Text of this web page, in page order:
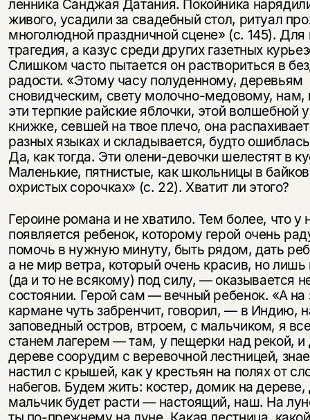
ленника Санджая Датания. Покойника
живого, усадили за свадеб­ный стол, ритуал
многолюдной праздничной сцене» (с. 145). Для
трагедия, а казус среди других газетных
Слишком часто пытается он раствориться в
радости. «Этому часу полуденному, де­ревьям
сновидческим, свету молочно-медовому,
эти терпкие рай­ские яблочки, этой волшебной
книжке, севшей на твое плечо, она
разных языках и складывается, будто
Да, как тогда. Эти олени-девочки шелестят в
Маленькие, пятнистые, как школь­ницы в
охристых сорочках» (с. 22). Хватит ли этого?
Героине романа и не хватило. Тем более, что у
появляется ребенок, кото­рому герой очень
помочь в нужную минуту, быть рядом, дать
а не мир ветра, который очень красив, но
(да и то не вся­кому) под силу, — оказывается
состоянии. Герой сам — вечный ребенок. «А на
кармане чуть забренчит, говорил, — в Индию,
заповедный ост­ров, втроем, с мальчиком, я
станем лагерем — там, у пещерки над рекой, и
дереве соорудим с веревочной лестницей,
настил с крышей, как у крестьян на полях от
набегов. Будем жить: костер, домик на
мальчик будет расти — настоящий, наш. На
Подписка на рассылку
Раз в неделю мы отправляем рассылку
о книгах и событиях «НЛО».
За подписку дарим промокод на
Я соглашаюсь сПолитикой конфиденциальности
подписаться
Этой книги временно
нет в продаже.
Вы можете подписаться на
уведомления, и при поступлении книги
на склад получить письмо на указанный
электронный адрес.
Я соглашаюсь с Политикой конфиденциальности
подписаться
не предназначена для
несовершеннолетних
Скажите, пожалуйста,
вам уже исполнилось 18 лет?
да
нет, вернуться назад